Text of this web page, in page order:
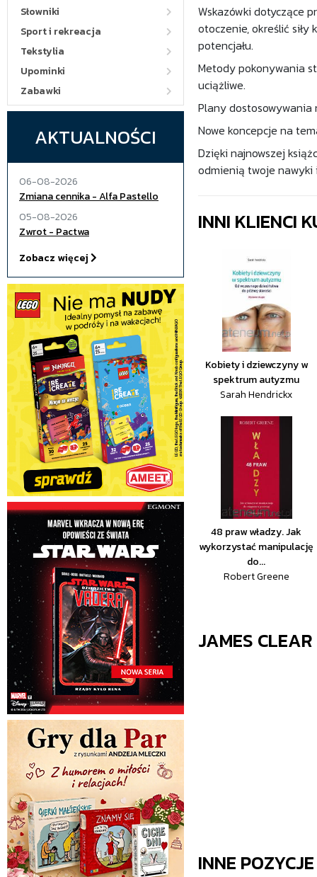
Słowniki
Sport i rekreacja
Tekstylia
Upominki
Zabawki
AKTUALNOŚCI
06-08-2026
Zmiana cennika - Alfa Pastello
05-08-2026
Zwrot - Pactwa
Zobacz więcej
Wskazówki dotyczące
otoczenie, określić
potencjału.
Metody pokonywania
uciążliwe.
Plany dostosowywania
Nowe koncepcje na
Dzięki najnowszej
odmienią twoje nawyki
INNI KLIENCI
Kobiety i dziewczyny w
spektrum autyzmu
Sarah Hendrickx
48 praw władzy. Jak
wykorzystać manipulację
do...
Robert Greene
JAMES CLEAR
INNE